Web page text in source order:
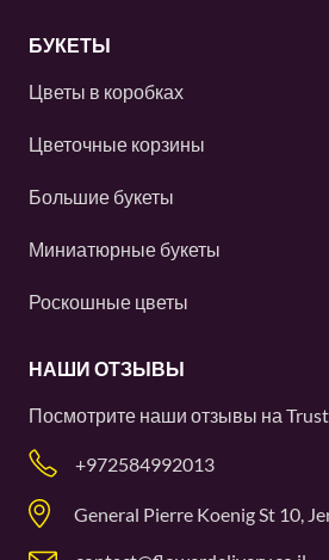
БУКЕТЫ
Цветы в коробках
Цветочные корзины
Большие букеты
Миниатюрные букеты
Роскошные цветы
НАШИ ОТЗЫВЫ
Посмотрите наши отзывы на
+972584992013
General Pierre Koenig St 10,